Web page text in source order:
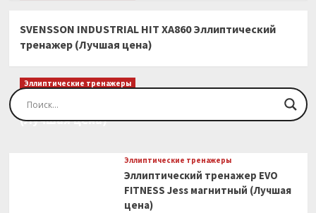
SVENSSON INDUSTRIAL HIT XA860 Эллиптический
тренажер (Лучшая цена)
Эллиптические тренажеры
Эллиптический тренажер EVO FITNESS Orion
(Лучшая цена)
Эллиптические тренажеры
Эллиптический тренажер EVO
FITNESS Jess магнитный (Лучшая
цена)